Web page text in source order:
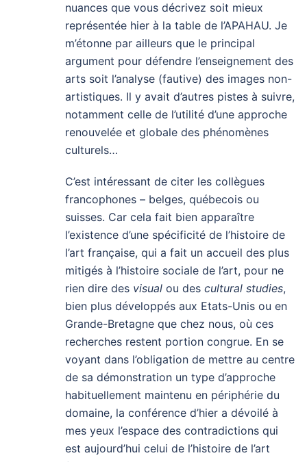
nuances que vous décrivez soit mieux
représentée hier à la table de l’APAHAU. Je
m’étonne par ailleurs que le principal
argument pour défendre l’enseignement des
arts soit l’analyse (fautive) des images non-
artistiques. Il y avait d’autres pistes à suivre,
notamment celle de l’utilité d’une approche
renouvelée et globale des phénomènes
culturels…
C’est intéressant de citer les collègues
francophones – belges, québecois ou
suisses. Car cela fait bien apparaître
l’existence d’une spécificité de l’histoire de
l’art française, qui a fait un accueil des plus
mitigés à l’histoire sociale de l’art, pour ne
rien dire des visual ou des cultural studies,
bien plus développés aux Etats-Unis ou en
Grande-Bretagne que chez nous, où ces
recherches restent portion congrue. En se
voyant dans l’obligation de mettre au centre
de sa démonstration un type d’approche
habituellement maintenu en périphérie du
domaine, la conférence d’hier a dévoilé à
mes yeux l’espace des contradictions qui
est aujourd’hui celui de l’histoire de l’art